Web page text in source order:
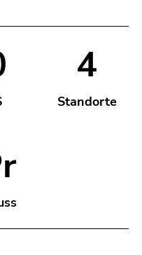
4
Standorte